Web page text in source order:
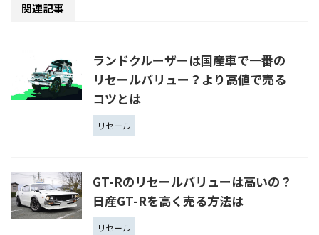
関連記事
ランドクルーザーは国産車で一番の
リセールバリュー？より高値で売る
コツとは
リセール
GT-Rのリセールバリューは高いの？
日産GT-Rを高く売る方法は
リセール